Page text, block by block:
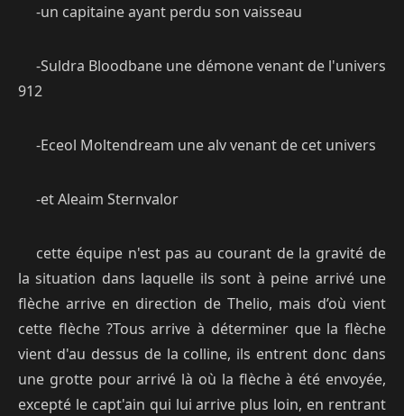
-un capitaine ayant perdu son vaisseau
-Suldra Bloodbane une démone venant de l'univers
912
-Eceol Moltendream une alv venant de cet univers
-et Aleaim Sternvalor
cette équipe n'est pas au courant de la gravité de
la situation dans laquelle ils sont à peine arrivé une
flèche arrive en direction de Thelio, mais d’où vient
cette flèche ?Tous arrive à déterminer que la flèche
vient d'au dessus de la colline, ils entrent donc dans
une grotte pour arrivé là où la flèche à été envoyée,
excepté le capt'ain qui lui arrive plus loin, en rentrant